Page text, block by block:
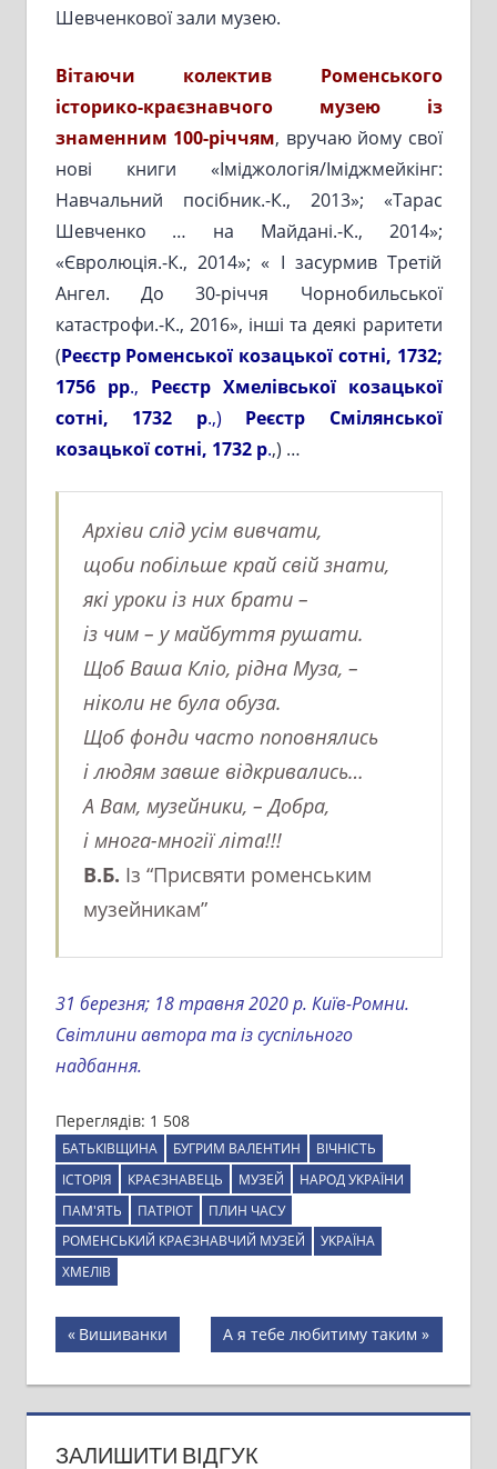
Шевченкової зали музею.
Вітаючи колектив Роменського
історико-краєзнавчого музею із
знаменним 100-річчям, вручаю йому свої
нові книги «Іміджологія/Іміджмейкінг:
Навчальний посібник.-К., 2013»; «Тарас
Шевченко … на Майдані.-К., 2014»;
«Євролюція.-К., 2014»; « І засурмив Третій
Ангел. До 30-річчя Чорнобильської
катастрофи.-К., 2016», інші та деякі раритети
(Реєстр Роменської козацької сотні, 1732;
1756 рр., Реєстр Хмелівської козацької
сотні, 1732 р.,) Реєстр Смілянської
козацької сотні, 1732 р.,) …
Архіви слід усім вивчати,
щоби побільше край свій знати,
які уроки із них брати –
із чим – у майбуття рушати.
Щоб Ваша Кліо, рідна Муза, –
ніколи не була обуза.
Щоб фонди часто поповнялись
і людям завше відкривались…
А Вам, музейники, – Добра,
і многа-многії літа!!!
В.Б. Із “Присвяти роменським
музейникам”
31 березня; 18 травня 2020 р. Київ-Ромни.
Світлини автора та із суспільного
надбання.
Переглядів: 1 508
БАТЬКІВЩИНА БУГРИМ ВАЛЕНТИН
ВІЧНІСТЬ
ІСТОРІЯ
КРАЄЗНАВЕЦЬ МУЗЕЙ
НАРОД УКРАЇНИ
ПАМ'ЯТЬ
ПАТРІОТ
ПЛИН ЧАСУ
РОМЕНСЬКИЙ КРАЄЗНАВЧИЙ МУЗЕЙ
УКРАЇНА
ХМЕЛІВ
Навігація
записів
Previous
Вишиванки
Next
А я тебе любитиму таким
ЗАЛИШИТИ ВІДГУК